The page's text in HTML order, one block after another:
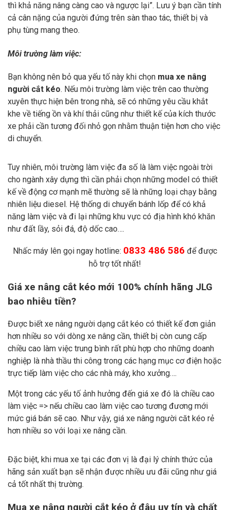
thì khả năng nâng càng cao và ngược lại”. Lưu ý bạn cần tính
cả cân nặng của người đứng trên sàn thao tác, thiết bị và
phụ tùng mang theo.
Môi trường làm việc:
Bạn không nên bỏ qua yếu tố này khi chọn mua xe nâng
người cắt kéo. Nếu môi trường làm việc trên cao thường
xuyên thực hiện bên trong nhà, sẽ có những yêu cầu khắt
khe về tiếng ồn và khí thải cũng như thiết kế của kích thước
xe phải cần tương đối nhỏ gọn nhằm thuận tiện hơn cho việc
di chuyển.
Tuy nhiên, môi trường làm việc đa số là làm việc ngoài trời
cho ngành xây dựng thì cần phải chọn những model có thiết
kế về động cơ mạnh mẽ thường sẽ là những loại chạy bằng
nhiên liệu diesel. Hệ thống di chuyển bánh lốp để có khả
năng làm việc và đi lại những khu vực có địa hình khó khăn
như đất lầy, sỏi đá, độ dốc cao….
Nhấc máy lên gọi ngay hotline: 0833 486 586 để được
hỗ trợ tốt nhất!
Giá xe nâng cắt kéo mới 100% chính hãng JLG
bao nhiêu tiền?
Được biết xe nâng người dạng cắt kéo có thiết kế đơn giản
hơn nhiều so với dòng xe nâng cần, thiết bị còn cung cấp
chiều cao làm việc trung bình rất phù hợp cho những doanh
nghiệp là nhà thầu thi công trong các hạng mục cơ điện hoặc
trực tiếp làm việc cho các nhà máy, kho xưởng….
Một trong các yếu tố ảnh hưởng đến giá xe đó là chiều cao
làm việc => nếu chiều cao làm việc cao tương đương mới
mức giá bán sẽ cao. Như vậy, giá xe nâng người căt kéo rẻ
hơn nhiều so với loại xe nâng cần.
Đặc biệt, khi mua xe tại các đơn vị là đại lý chính thức của
hãng sản xuất bạn sẽ nhận được nhiều ưu đãi cũng như giá
cả tốt nhất thị trường.
Mua xe nâng người cắt kéo ở đâu uy tín và chất